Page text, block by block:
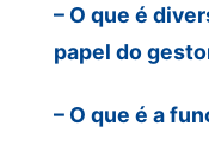
– O que é
papel do
– O que é a